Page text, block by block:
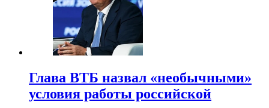
Глава ВТБ назвал «необычными»
условия работы российской